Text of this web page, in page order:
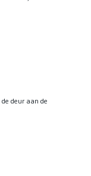
deur aan de